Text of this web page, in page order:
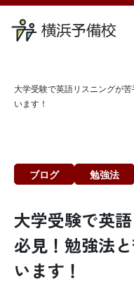
大学受験で英語リスニングが
います！
ブログ 勉強法
大学受験で英
必見！勉強法
います！